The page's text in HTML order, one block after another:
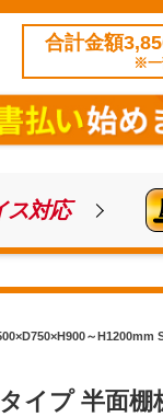
合計金額
※一
ス対応
～H1200mm
イプ 半面